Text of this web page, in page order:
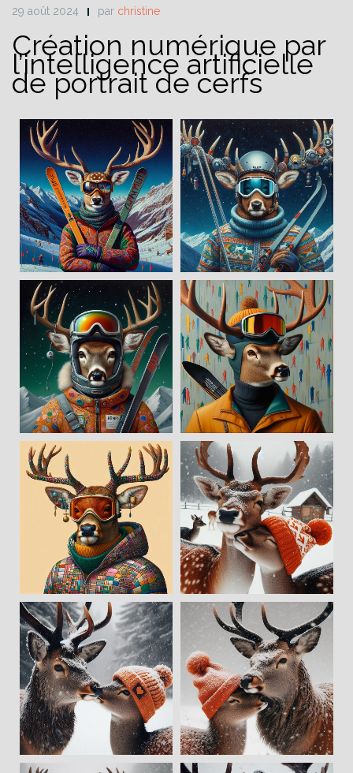
29 août 2024 par christine
Création numérique par
l’intelligence artificielle
de portrait de cerfs